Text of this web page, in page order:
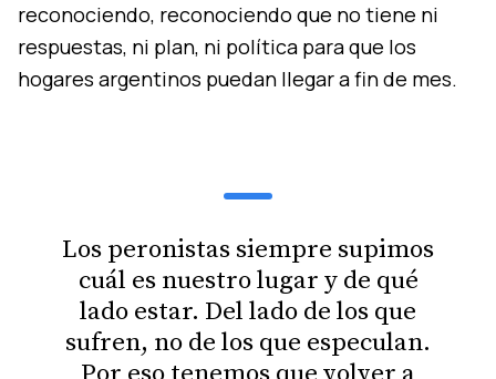
reconociendo, reconociendo que no tiene ni
respuestas, ni plan, ni política para que los
hogares argentinos puedan llegar a fin de mes.
Los peronistas siempre supimos
cuál es nuestro lugar y de qué
lado estar. Del lado de los que
sufren, no de los que especulan.